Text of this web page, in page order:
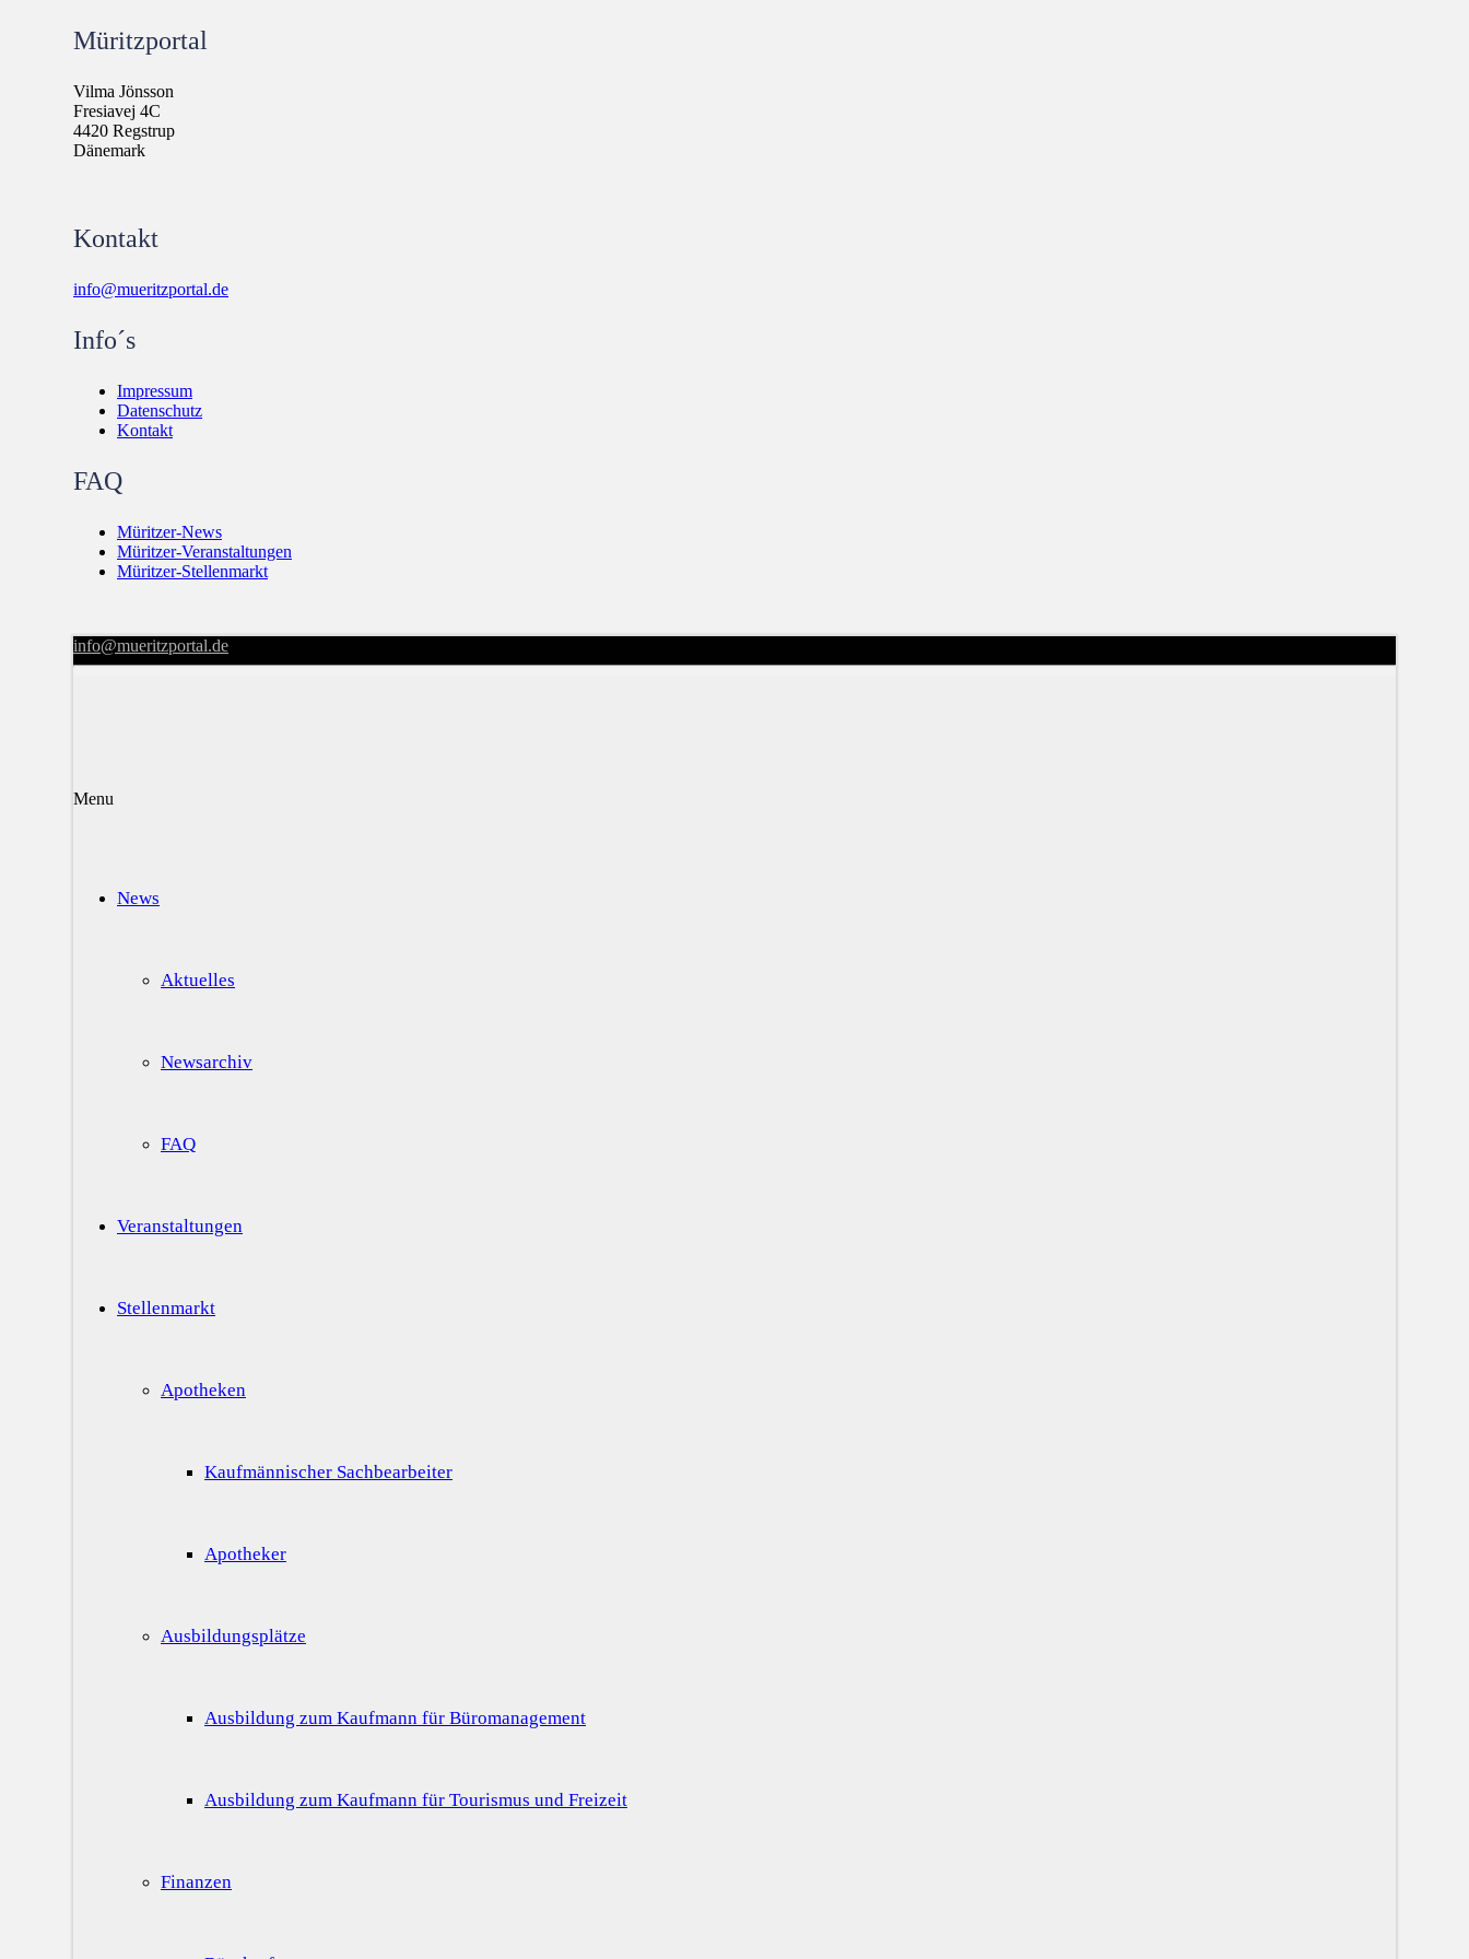
Müritzportal
Vilma Jönsson
Fresiavej 4C
4420 Regstrup
Dänemark
Kontakt
info@mueritzportal.de
Info´s
Impressum
Datenschutz
Kontakt
FAQ
Müritzer-News
Müritzer-Veranstaltungen
Müritzer-Stellenmarkt
info@mueritzportal.de
Menu
News
Aktuelles
Newsarchiv
FAQ
Veranstaltungen
Stellenmarkt
Apotheken
Kaufmännischer Sachbearbeiter
Apotheker
Ausbildungsplätze
Ausbildung zum Kaufmann für Büromanagement
Ausbildung zum Kaufmann für Tourismus und Freizeit
Finanzen